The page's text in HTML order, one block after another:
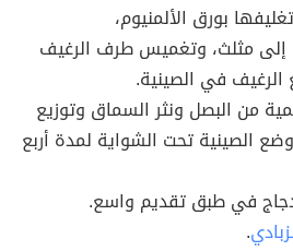
بورق الألمنيوم،
إلى مثلث، وتغميس طرف الرغيف
في الصينية.
من البصل ونثر السماق وتوزيع
الصينية تحت الشواية لمدة أربع
في طبق تقديم واسع.
.